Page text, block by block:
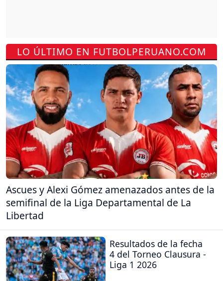
LO ÚLTIMO EN FUTBOLPERUANO.COM
Ascues y Alexi Gómez amenazados antes de la
semifinal de la Liga Departamental de La
Libertad
Resultados de la fecha
4 del Torneo Clausura -
Liga 1 2026